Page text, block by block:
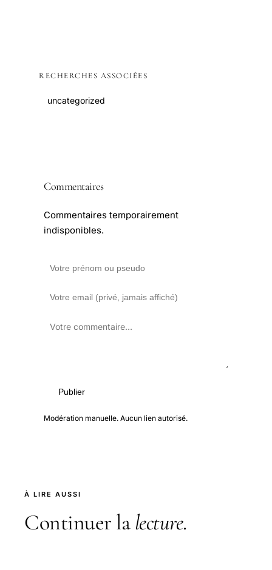
RECHERCHES ASSOCIÉES
uncategorized
Commentaires
Commentaires temporairement
indisponibles.
Publier
Modération manuelle. Aucun lien autorisé.
À LIRE AUSSI
Continuer la lecture.